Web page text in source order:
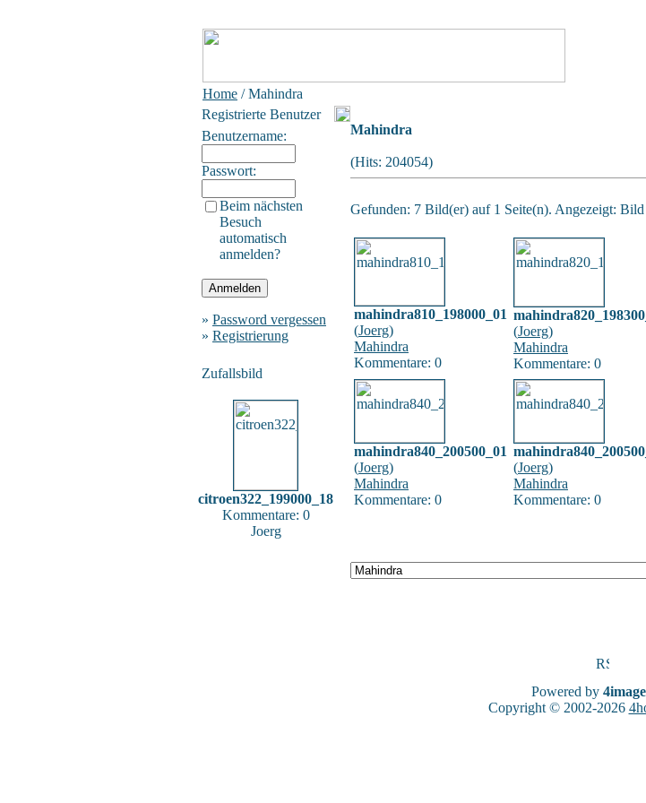
Home / Mahindra
Registrierte Benutzer
Benutzername:
Passwort:
Beim nächsten
Besuch
automatisch
anmelden?
» Password vergessen
» Registrierung
Zufallsbild
citroen322_199000_18
Kommentare: 0
Joerg
Mahindra
(Hits: 204054)
Gefunden: 7 Bild(er) auf 1 Seite(n). Angezeigt: Bild
mahindra810_198000_01
(Joerg)
Mahindra
Kommentare: 0
(Joerg)
Mahindra
Kommentare: 0
mahindra840_200500_01
(Joerg)
Mahindra
Kommentare: 0
(Joerg)
Mahindra
Kommentare: 0
Powered by
Copyright © 2002-2026